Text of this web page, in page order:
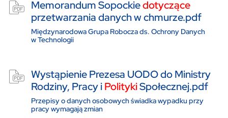
Memorandum Sopockiedotyczące
przetwarzania danych w chmurze.pdf
Międzynarodowa Grupa Robocza ds. Ochrony Danych
w Technologii
Wystąpienie Prezesa UODO do Ministry
Rodziny, Pracy iPolitykiSpołecznej.pdf
Przepisy o danych osobowych świadka wypadku przy
pracy wymagają zmian